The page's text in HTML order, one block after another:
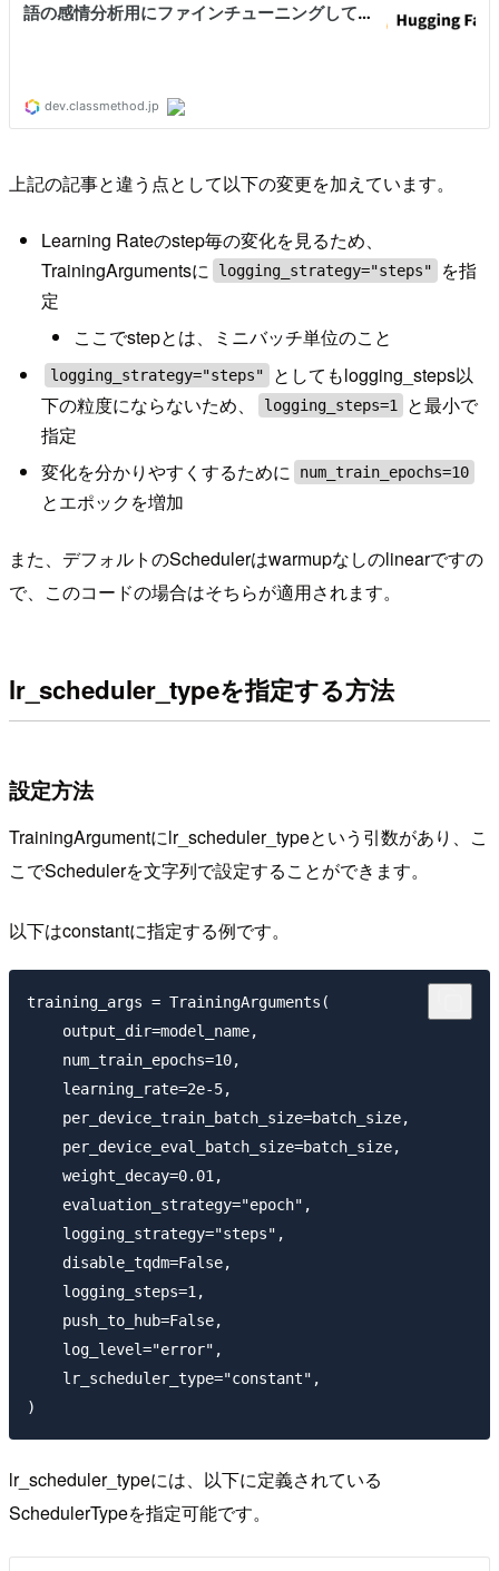
上記の記事と違う点として以下の変更を加えています。
Learning Rateのstep毎の変化を見るため、
TrainingArgumentsに
logging_strategy="steps"
を指
定
ここでstepとは、ミニバッチ単位のこと
logging_strategy="steps"
としてもlogging_steps以
下の粒度にならないため、
logging_steps=1
と最小で
指定
変化を分かりやすくするために
num_train_epochs=10
とエポックを増加
また、デフォルトのSchedulerはwarmupなしのlinearですの
で、このコードの場合はそちらが適用されます。
lr_scheduler_typeを指定する方法
設定方法
TrainingArgumentにlr_scheduler_typeという引数があり、こ
こでSchedulerを文字列で設定することができます。
以下はconstantに指定する例です。
training_args = TrainingArguments(
    output_dir=model_name,
    num_train_epochs=10,
    learning_rate=2e-5,
    per_device_train_batch_size=batch_size,
    per_device_eval_batch_size=batch_size,
    weight_decay=0.01,
    evaluation_strategy="epoch",
    logging_strategy="steps",
    disable_tqdm=False,
    logging_steps=1,
    push_to_hub=False,
    log_level="error",
    lr_scheduler_type="constant",
lr_scheduler_typeには、以下に定義されている
SchedulerTypeを指定可能です。